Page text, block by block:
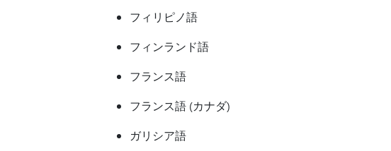
フィリピノ語
フィンランド語
フランス語
フランス語 (カナダ)
ガリシア語